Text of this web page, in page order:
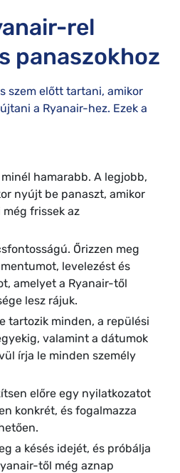
rel
panaszokhoz
szem előtt tartani, amikor
a Ryanair-hez. Ezek a
hamarabb. A legjobb,
nyújt be panaszt, amikor
frissek az
Őrizzen meg
levelezést és
amelyet a Ryanair-től
lesz rájuk.
tartozik minden, a repülési
valamint a dátumok
írja le minden személy
előre egy nyilatkozatot
konkrét, és fogalmazza
a késés idejét, és próbálja
től még aznap